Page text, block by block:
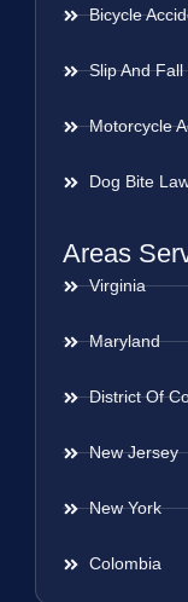
Bicycle
Slip And
Motorcycle
Dog Bite
Areas
Virginia
Maryland
District Of
New Jersey
New York
Colombia